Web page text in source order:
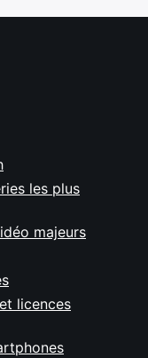
les plus
majeurs
licences